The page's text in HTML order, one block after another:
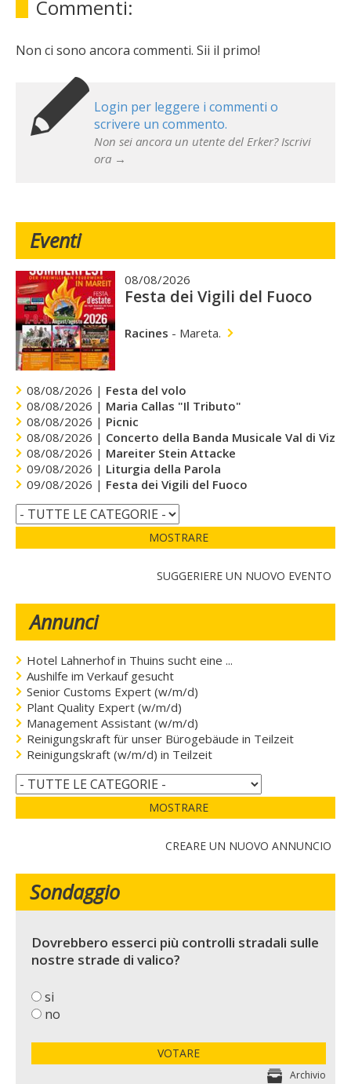
Commenti:
Non ci sono ancora commenti. Sii il primo!
Login per leggere i commenti o
scrivere un commento.
Non sei ancora un utente del Erker? Iscrivi
ora →
Eventi
08/08/2026
Festa dei Vigili del Fuoco
Racines - Mareta.
08/08/2026 | Festa del volo
08/08/2026 | Maria Callas "Il Tributo"
08/08/2026 | Picnic
08/08/2026 | Concerto della Banda Musicale Val di Vizze
08/08/2026 | Mareiter Stein Attacke
09/08/2026 | Liturgia della Parola
09/08/2026 | Festa dei Vigili del Fuoco
MOSTRARE
SUGGERIERE UN NUOVO EVENTO
Annunci
Hotel Lahnerhof in Thuins sucht eine ...
Aushilfe im Verkauf gesucht
Senior Customs Expert (w/m/d)
Plant Quality Expert (w/m/d)
Management Assistant (w/m/d)
Reinigungskraft für unser Bürogebäude in Teilzeit
Reinigungskraft (w/m/d) in Teilzeit
MOSTRARE
CREARE UN NUOVO ANNUNCIO
Sondaggio
Dovrebbero esserci più controlli stradali sulle
nostre strade di valico?
si
no
VOTARE
Archivio